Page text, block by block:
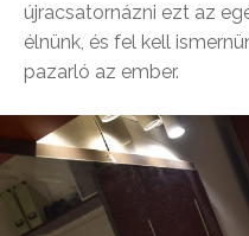
újracsatornázni ezt az
élnünk, és fel kell
pazarló az ember.